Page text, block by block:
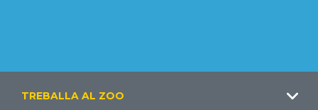
Footer
TREBALLA AL ZOO